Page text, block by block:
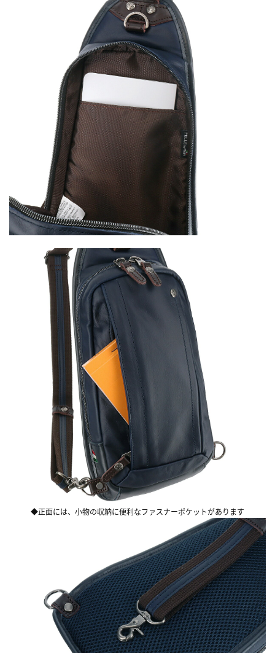
◆正面には、小物の収納に便利なファスナーポケットがあります